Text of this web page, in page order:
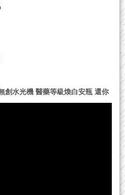
創水光機 醫藥等級煥白安瓶 還你